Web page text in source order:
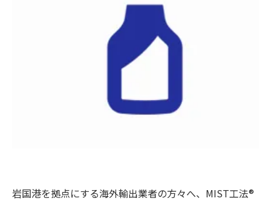
岩国港を拠点にする海外輸出業者の方々へ、MIST工法®